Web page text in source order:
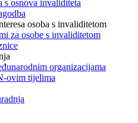
s osnova invaliditeta
osoba s invaliditetom
za osobe s invaliditetom
organizacijama
ovim tijelima